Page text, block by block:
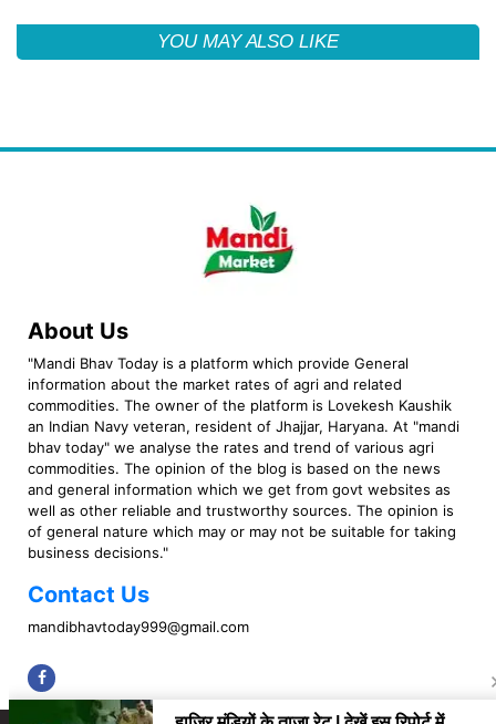
YOU MAY ALSO LIKE
About Us
"Mandi Bhav Today is a platform which provide General
information about the market rates of agri and related
commodities. The owner of the platform is Lovekesh Kaushik
an Indian Navy veteran, resident of Jhajjar, Haryana. At "mandi
bhav today" we analyse the rates and trend of various agri
commodities. The opinion of the blog is based on the news
and general information which we get from govt websites as
well as other reliable and trustworthy sources. The opinion is
of general nature which may or may not be suitable for taking
business decisions."
Contact Us
mandibhavtoday999@gmail.com